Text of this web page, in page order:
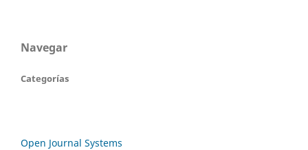
Navegar
Categorías
Open Journal Systems